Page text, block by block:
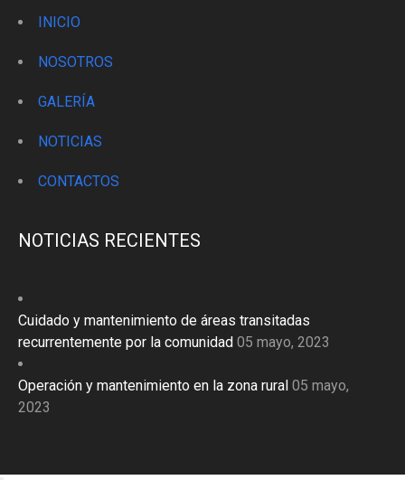
INICIO
NOSOTROS
GALERÍA
NOTICIAS
CONTACTOS
NOTICIAS RECIENTES
Cuidado y mantenimiento de áreas transitadas
recurrentemente por la comunidad 05 mayo, 2023
Operación y mantenimiento en la zona rural 05 mayo,
2023